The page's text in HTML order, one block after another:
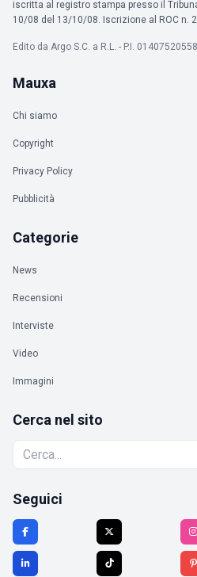
iscritta al registro stampa presso il
10/08 del 13/10/08. Iscrizione al ROC n.
Edito da Argo S.C. a R.L. - P.I. 01407520558
Mauxa
Chi siamo
Copyright
Privacy Policy
Pubblicità
Categorie
News
Recensioni
Interviste
Video
Immagini
Cerca nel sito
Seguici